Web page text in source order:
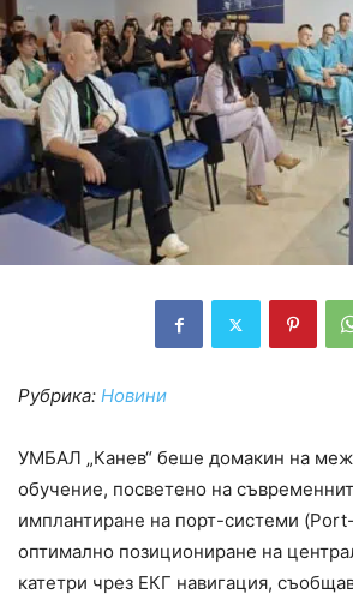
Рубрика: Новини
УМБАЛ „Канев“ беше домакин на
обучение, посветено на
имплантиране на порт-системи
оптимално позициониране на
катетри чрез ЕКГ навигация,